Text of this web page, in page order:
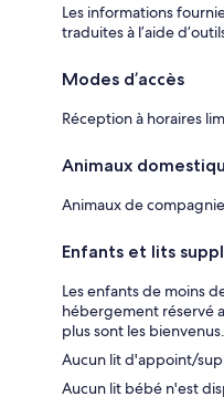
Les informations
traduites à l’aide
Modes d’accès
Réception à horaires
Animaux
Animaux de
Enfants et lits
Les enfants de moins
hébergement réservé
plus sont les bienvenus.
Aucun lit d'appoint/
Aucun lit bébé n'est